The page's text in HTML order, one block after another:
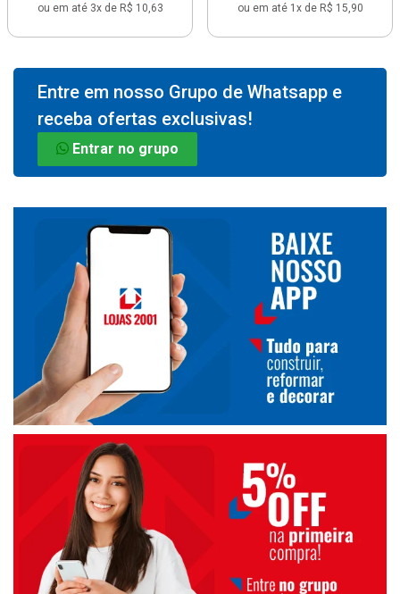
ou em até 3x de R$ 10,63 ou em até 1x de R$ 15,90
Entre em nosso Grupo de Whatsapp e
receba ofertas exclusivas!
Entrar no grupo